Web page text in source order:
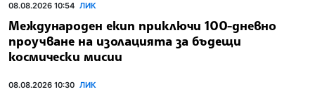
08.08.2026 10:54 ЛИК
Международен екип приключи 100-дневно
проучване на изолацията за бъдещи
космически мисии
08.08.2026 10:30 ЛИК